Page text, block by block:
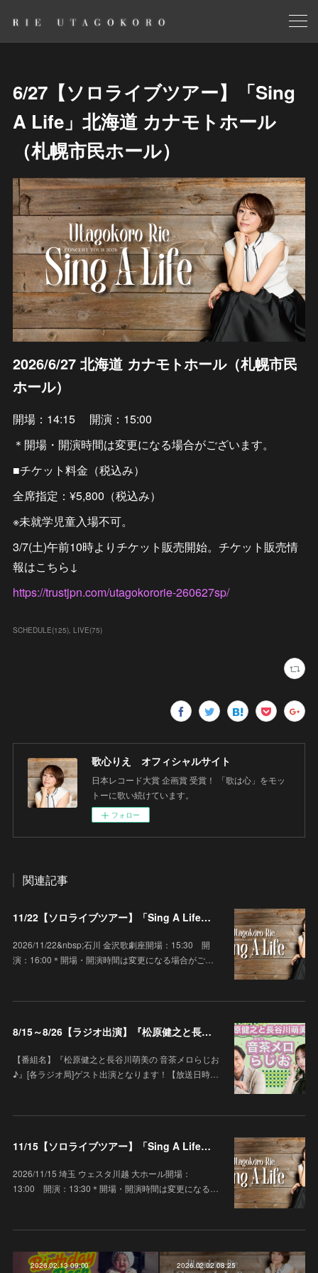
6/27【ソロライブツアー】「Sing
A Life」北海道 カナモトホール
（札幌市民ホール）
2026/6/27 北海道 カナモトホール（札幌市民
ホール）
開場：14:15 開演：15:00
＊開場・開演時間は変更になる場合がございます。
■チケット料金（税込み）
全席指定：¥5,800（税込み）
※未就学児童入場不可。
3/7(土)午前10時よりチケット販売開始。チケット販売情
報はこちら↓
https://trustjpn.com/utagokororie-260627sp/
SCHEDULE(125) LIVE(75)
歌心りえ オフィシャルサイト
日本レコード大賞 企画賞 受賞！ 「歌は心」をモッ
トーに歌い続けています。
フォロー
関連記事
11/22【ソロライブツアー】「Sing A Life」石川 金沢歌劇座
2026/11/22&nbsp;石川 金沢歌劇座開場：15:30 開
演：16:00＊開場・開演時間は変更になる場合がご…
8/15～8/26【ラジオ出演】『松原健之と長谷川萌美の 音茶メロらじお♪』
【番組名】『松原健之と長谷川萌美の 音茶メロらじお
♪』[各ラジオ局]ゲスト出演となります！【放送日時…
11/15【ソロライブツアー】「Sing A Life」埼玉 ウェスタ川越 大ホール
2026/11/15 埼玉 ウェスタ川越 大ホール開場：
13:00 開演：13:30＊開場・開演時間は変更になる…
2026.02.13 09:00 2026.02.02 08:25